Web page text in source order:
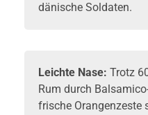
dänische Soldaten.
Leichte Nase: Trotz
Rum durch
frische Orangenzeste